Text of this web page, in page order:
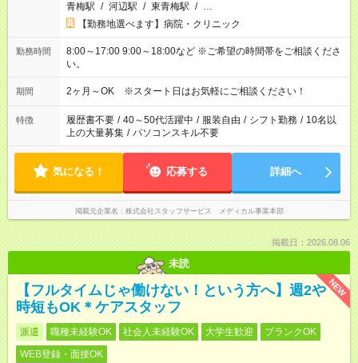
青梅駅 / 河辺駅 / 東青梅駅 / …
【勤務地選べます】病院・クリニック
勤務時間
8:00～17:00 9:00～18:00など ※ご希望の時間帯をご相談くださ
い。
期間 2ヶ月～OK ※スタート日はお気軽にご相談ください！
特徴 履歴書不要 / 40～50代活躍中 / 服装自由 / シフト勤務 / 10名以
上の大量募集 / パソコンスキル不要
気になる！ 応募する 詳細へ
掲載元企業名 株式会社スタッフサービス メディカル事業本部
掲載日：2026.08.06
未読
NEW
【フルタイムじゃ働けない！という方へ】週2や
時短もOK＊ケアスタッフ
派遣 職種未経験OK 社会人未経験OK 大学生歓迎
ブランクOK
WEB登録・面接OK